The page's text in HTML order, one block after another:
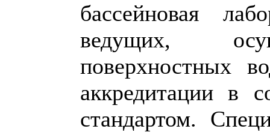
бассейновая
ведущих,
поверхностных
аккредитации в
стандартом.